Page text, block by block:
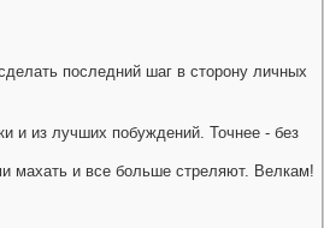
последний шаг в сторону личных
и из лучших побуждений. Точнее - без
махать и все больше стреляют. Велкам!